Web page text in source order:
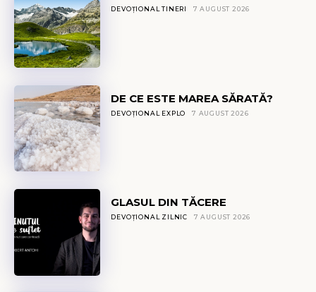
DEVOȚIONAL TINERI 7 AUGUST 2026
DE CE ESTE MAREA SĂRATĂ?
DEVOȚIONAL EXPLO 7 AUGUST 2026
GLASUL DIN TĂCERE
DEVOȚIONAL ZILNIC 7 AUGUST 2026